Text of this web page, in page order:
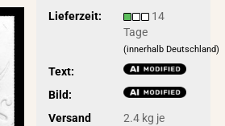
Lieferzeit:
14
Tage
(innerhalb Deutschland)
Text:
Bild:
Versand
2.4kg je